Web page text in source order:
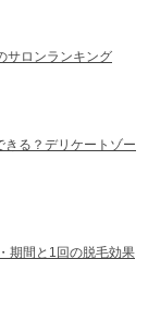
サロンランキング
る？デリケートゾー
期間と1回の脱毛効果